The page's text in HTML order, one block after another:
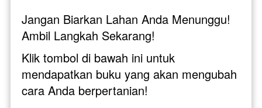
Jangan Biarkan Lahan Anda Menunggu!
Ambil Langkah Sekarang!
Klik tombol di bawah ini untuk
mendapatkan buku yang akan mengubah
cara Anda berpertanian!